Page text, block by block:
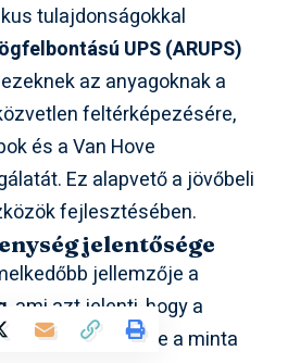
tulajdonságokkal
UPS (ARUPS)
az anyagoknak a
feltérképezésére,
és a Van Hove
Ez alapvető a jövőbeli
fejlesztésében.
jelentősége
jellemzője a
, ami azt jelenti, hogy a
többsége a minta